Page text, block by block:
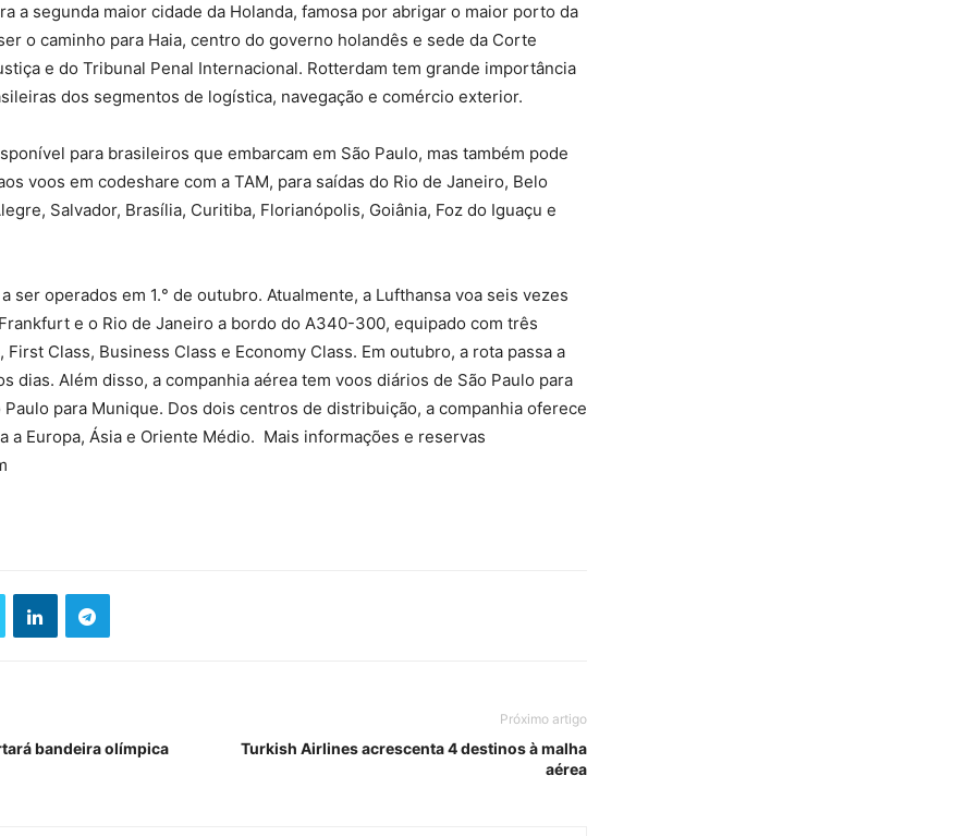
a segunda maior cidade da Holanda, famosa por abrigar o maior porto da
o caminho para Haia, centro do governo holandês e sede da Corte
e do Tribunal Penal Internacional. Rotterdam tem grande importância
dos segmentos de logística, navegação e comércio exterior.
para brasileiros que embarcam em São Paulo, mas também pode
voos em codeshare com a TAM, para saídas do Rio de Janeiro, Belo
Salvador, Brasília, Curitiba, Florianópolis, Goiânia, Foz do Iguaçu e
ser operados em 1.° de outubro. Atualmente, a Lufthansa voa seis vezes
e o Rio de Janeiro a bordo do A340-300, equipado com três
Class, Business Class e Economy Class. Em outubro, a rota passa a
dias. Além disso, a companhia aérea tem voos diários de São Paulo para
para Munique. Dos dois centros de distribuição, a companhia oferece
a Europa, Ásia e Oriente Médio. Mais informações e reservas
bandeira olímpica
Próximo artigo
Turkish Airlines acrescenta 4 destinos à malha
aérea